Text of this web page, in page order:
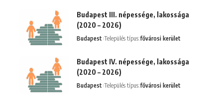
Budapest III. népessége, lakossága
(2020 – 2026)
Budapest Település típus:fővárosi kerület
Budapest IV. népessége, lakossága
(2020 – 2026)
Budapest Település típus:fővárosi kerület